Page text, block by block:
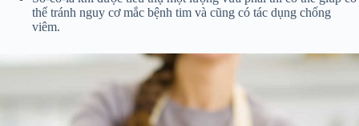
thể tránh nguy cơ mắc bệnh tim và cũng có tác dụng chống
viêm.